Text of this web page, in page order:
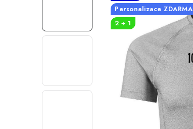
Personalizace ZDARMA
2 + 1